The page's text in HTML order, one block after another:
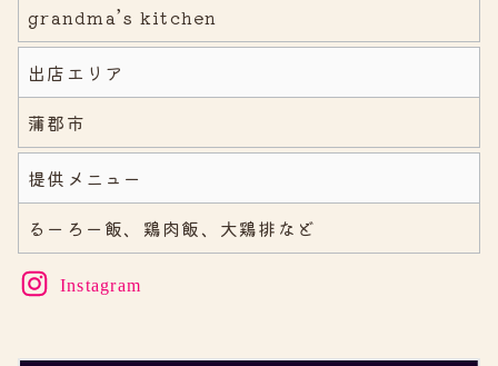
grandma’s kitchen
出店エリア
蒲郡市
提供メニュー
るーろー飯、鶏肉飯、大鶏排など
Instagram